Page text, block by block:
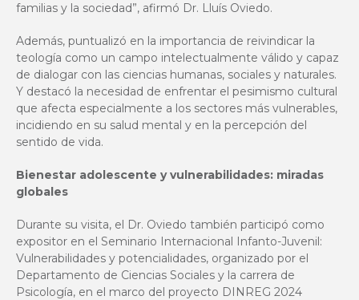
familias y la sociedad”, afirmó Dr. Lluís Oviedo.
Además, puntualizó en la importancia de reivindicar la
teología como un campo intelectualmente válido y capaz
de dialogar con las ciencias humanas, sociales y naturales.
Y destacó la necesidad de enfrentar el pesimismo cultural
que afecta especialmente a los sectores más vulnerables,
incidiendo en su salud mental y en la percepción del
sentido de vida.
Bienestar adolescente y vulnerabilidades: miradas
globales
Durante su visita, el Dr. Oviedo también participó como
expositor en el Seminario Internacional Infanto-Juvenil:
Vulnerabilidades y potencialidades, organizado por el
Departamento de Ciencias Sociales y la carrera de
Psicología, en el marco del proyecto DINREG 2024